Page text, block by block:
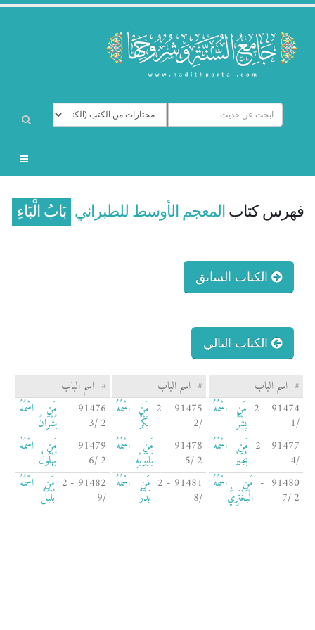
فهرس كتاب المعجم الأوسط للطبراني بَابُ الْبَاءِ
الكتاب السابق
الكتاب التالي
# اسم الباب # اسم الباب # اسم الباب
91474 - 2
/1
مَنِ اسْمُهُ
بِشْرٌ
91475 - 2
/2
مَنِ اسْمُهُ
بَكْرٌ
91476 -
2 /3
مَنِ اسْمُهُ
بُشْرَانُ
91477 - 2
/4
مَنِ اسْمُهُ
بُجَيرٌ
91478 -
2 /5
مَنِ اسْمُهُ
بَابَوَيْهِ
91479 -
2 /6
مَنِ اسْمُهُ
بُهْلُولٌ
91480 -
2 /7
مَنِ اسْمُهُ
الْبَخْتَرِيُّ
91481 - 2
/8
مَنِ اسْمُهُ
بَدْرٌ
91482 - 2
/9
مَنِ اسْمُهُ
بُلْبُلٌ